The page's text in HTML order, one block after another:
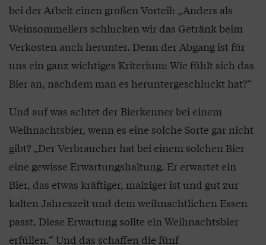
bei der Arbeit einen großen Vorteil: „Anders als
Weinsommeliers schlucken wir das Getränk beim
Verkosten auch herunter. Denn der Abgang ist für
uns ein ganz wichtiges Kriterium: Wie fühlt sich das
Bier an, nachdem man es heruntergeschluckt hat?“
Und auf was achtet der Bierkenner bei einem
Weihnachtsbier, wenn es eine solche Sorte gar nicht
gibt? „Der Verbraucher hat bei einem solchen Bier
eine gewisse Erwartungshaltung. Er erwartet ein
Bier, das etwas kräftiger, malziger ist und gut zur
kalten Jahreszeit und dem weihnachtlichen Essen
passt. Diese Erwartung sollte ein Weihnachtsbier
erfüllen.“ Und das schaffen die fünf